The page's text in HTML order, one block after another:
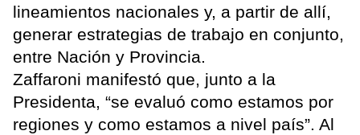
lineamientos nacionales y, a partir de allí,
generar estrategias de trabajo en conjunto,
entre Nación y Provincia.
Zaffaroni manifestó que, junto a la
Presidenta, “se evaluó como estamos por
regiones y como estamos a nivel país”. Al